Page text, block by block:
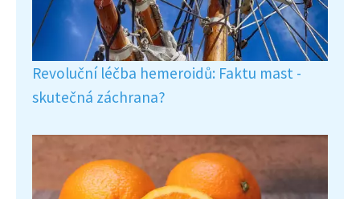
Revoluční léčba hemeroidů: Faktu mast -
skutečná záchrana?